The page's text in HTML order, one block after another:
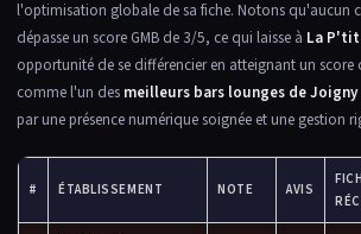
l'optimisation globale de sa fiche. Notons qu'aucun
dépasse un score GMB de 3/5, ce qui laisse à La
opportunité de se différencier en atteignant un score
comme l'un des meilleurs bars lounges de Joigny
par une présence numérique soignée et une gestion
# ÉTABLISSEMENT NOTE AVIS